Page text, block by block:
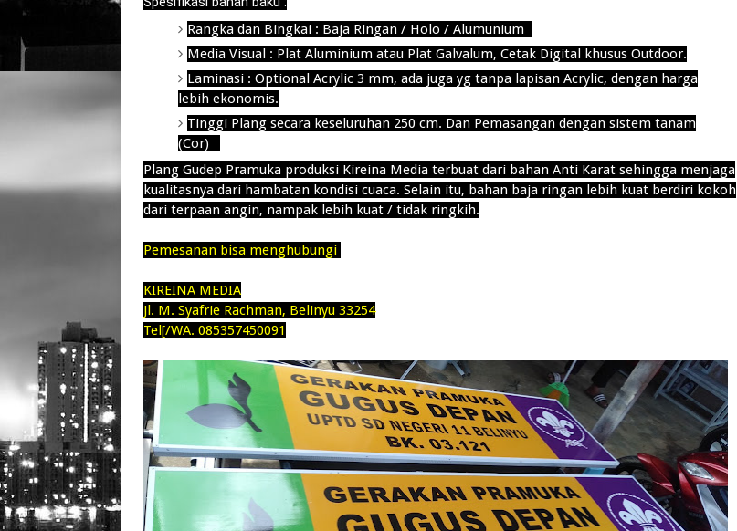
Rangka dan Bingkai : Baja Ringan / Holo / Alumunium
Media Visual : Plat Aluminium atau Plat Galvalum, Cetak Digital khusus Outdoor.
Laminasi : Optional Acrylic 3 mm, ada juga yg tanpa lapisan Acrylic, dengan harga
lebih ekonomis.
Tinggi Plang secara keseluruhan 250 cm. Dan Pemasangan dengan sistem tanam
(Cor)
Plang Gudep Pramuka produksi Kireina Media terbuat dari bahan Anti Karat sehingga menjaga
kualitasnya dari hambatan kondisi cuaca. Selain itu, bahan baja ringan lebih kuat berdiri kokoh
dari terpaan angin, nampak lebih kuat / tidak ringkih.
Pemesanan bisa menghubungi
KIREINA MEDIA
Jl. M. Syafrie Rachman, Belinyu 33254
Tel[/WA. 085357450091